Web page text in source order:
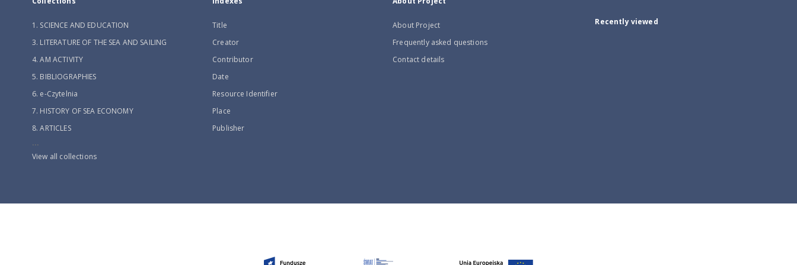
1. SCIENCE AND EDUCATION
3. LITERATURE OF THE SEA AND SAILING
4. AM ACTIVITY
5. BIBLIOGRAPHIES
6. e-Czytelnia
7. HISTORY OF SEA ECONOMY
8. ARTICLES
...
View all collections
Title
Creator
Contributor
Date
Resource Identifier
Place
Publisher
About Project
Frequently asked questions
Contact details
Recently viewed